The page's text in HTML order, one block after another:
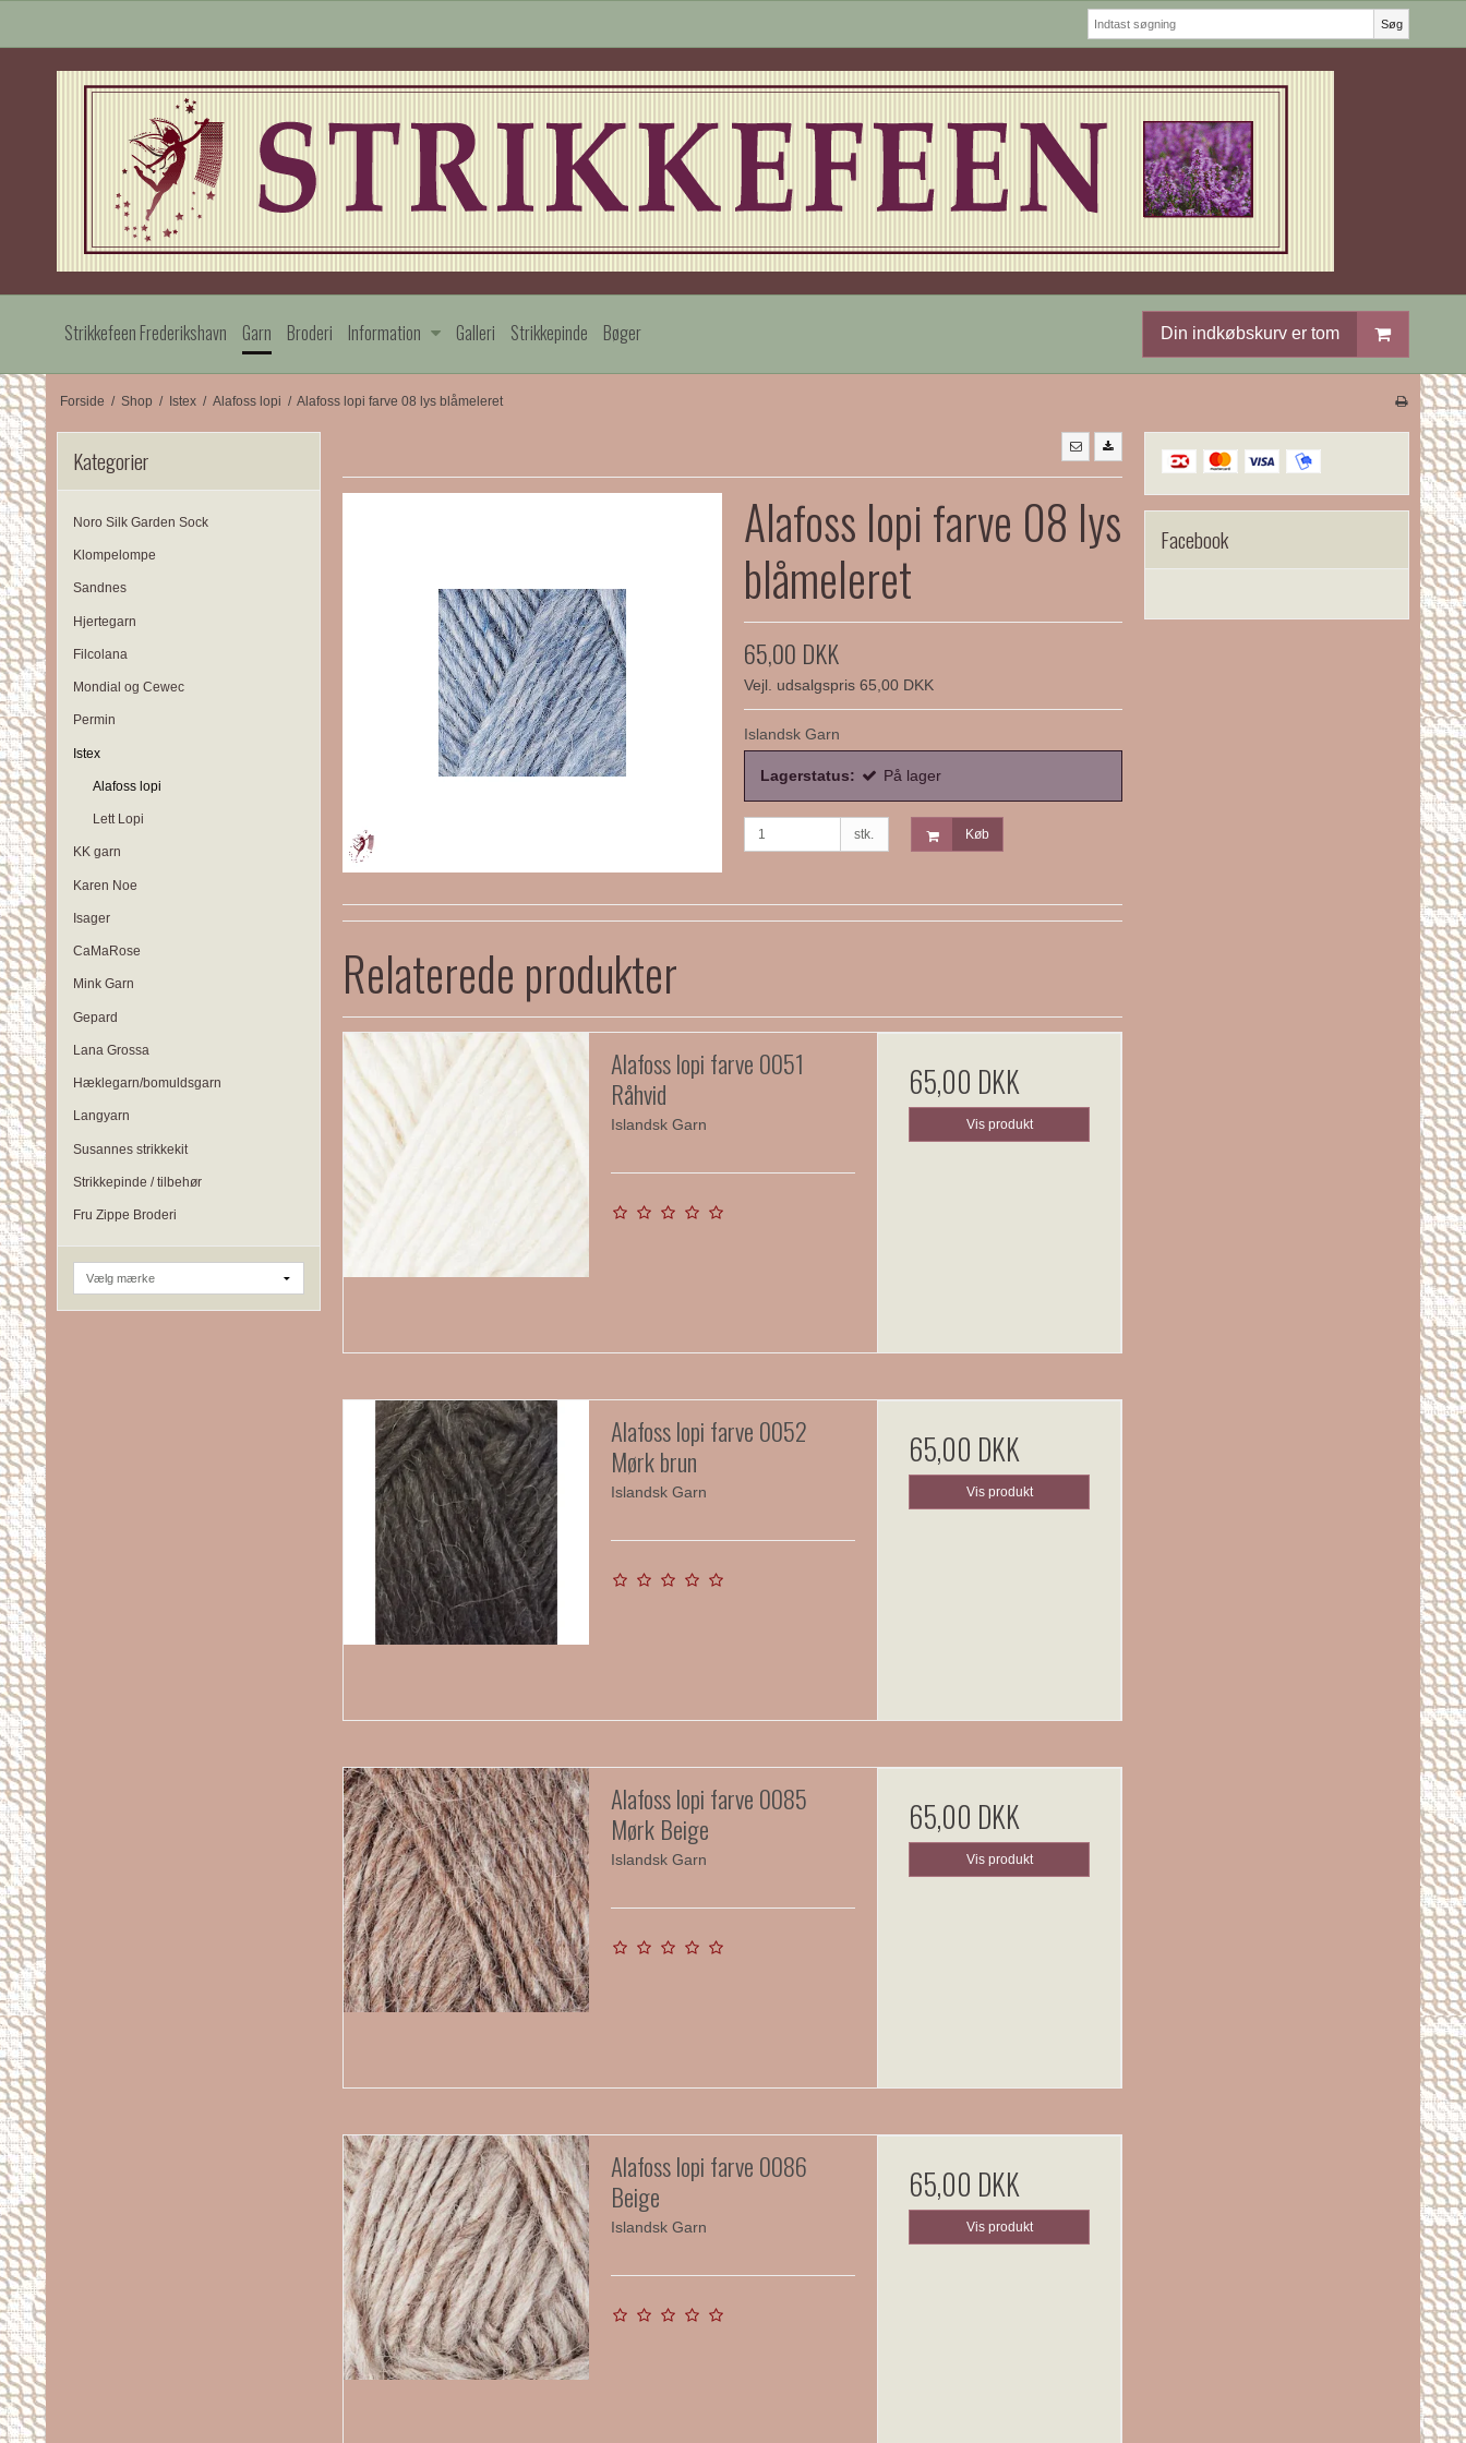
Søg
Strikkefeen Frederikshavn Garn Broderi Information Galleri Strikkepinde Bøger Din indkøbskurv er tom
Forside / Shop / Istex / Alafoss lopi / Alafoss lopi farve 08 lys blåmeleret
Kategorier
Noro Silk Garden Sock
Klompelompe
Sandnes
Hjertegarn
Filcolana
Mondial og Cewec
Permin
Istex
Alafoss lopi
Lett Lopi
KK garn
Karen Noe
Isager
CaMaRose
Mink Garn
Gepard
Lana Grossa
Hæklegarn/bomuldsgarn
Langyarn
Susannes strikkekit
Strikkepinde / tilbehør
Fru Zippe Broderi
Alafoss lopi farve 08 lys
blåmeleret
65,00 DKK
Vejl. udsalgspris 65,00 DKK
Islandsk Garn
Lagerstatus: På lager
stk. Køb
Relaterede produkter
Alafoss lopi farve 0051
Råhvid
Islandsk Garn
65,00 DKK
Vis produkt
Alafoss lopi farve 0052
Mørk brun
Islandsk Garn
65,00 DKK
Vis produkt
Alafoss lopi farve 0085
Mørk Beige
Islandsk Garn
65,00 DKK
Vis produkt
Alafoss lopi farve 0086
Beige
Islandsk Garn
65,00 DKK
Vis produkt
Facebook